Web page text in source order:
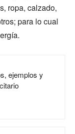
ropa, calzado,
para lo cual
ejemplos y